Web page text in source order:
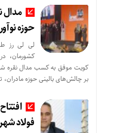
مدال
حوزه
لی لی رز
کشورمان،
کویت موفق به کسب مدال نقره شد.
بر چالش‌های بالینی حوزه
فولاد